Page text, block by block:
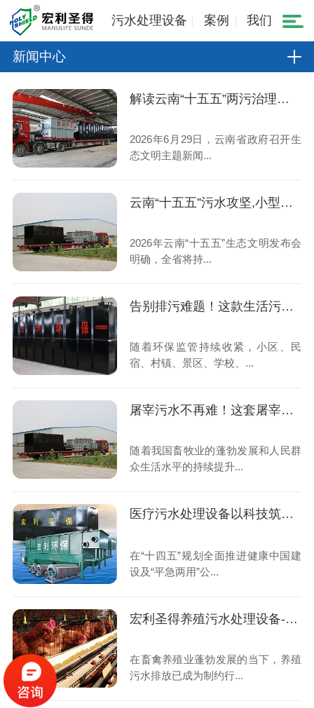
污水处理设备 案例 我们
新闻中心
解读云南“十五五”两污治理规划,小型生活污水处理设备市场机遇
2026年6月29日，云南省政府召开生
态文明主题新闻...
云南“十五五”污水攻坚,小型生活污水处理设备成村镇刚需
2026年云南“十五五”生态文明发布会
明确，全省将持...
告别排污难题！这款生活污水处理设备稳定达标、运维省心
随着环保监管持续收紧，小区、民
宿、村镇、景区、学校、...
屠宰污水不再难！这套屠宰污水处理设备全国上千家屠宰场都在用
随着我国畜牧业的蓬勃发展和人民群
众生活水平的持续提升...
医疗污水处理设备以科技筑牢公共卫生安全防线,助力“平急两用”医疗体系建设
在“十四五”规划全面推进健康中国建
设及“平急两用”公...
宏利圣得养殖污水处理设备-科技赋能,守护生态养殖新未来
在畜禽养殖业蓬勃发展的当下，养殖
污水排放已成为制约行...